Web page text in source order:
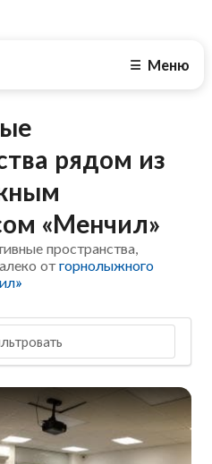
☰ Меню
рядом из
«Менчил»
пространства,
отгорнолыжного